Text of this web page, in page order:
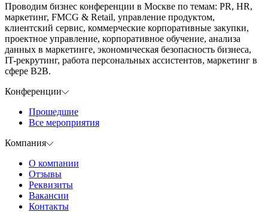
Проводим бизнес конференции в Москве по темам: PR, HR,
маркетинг, FMCG & Retail, управление продуктом,
клиентский сервис, коммерческие корпоративные закупки,
проектное управление, корпоративное обучение, анализа
данных в маркетинге, экономическая безопасность бизнеса,
IT-рекрутинг, работа персональных ассистентов, маркетинг в
сфере B2B.
Конференции
Прошедшие
Все мероприятия
Компания
О компании
Отзывы
Реквизиты
Вакансии
Контакты